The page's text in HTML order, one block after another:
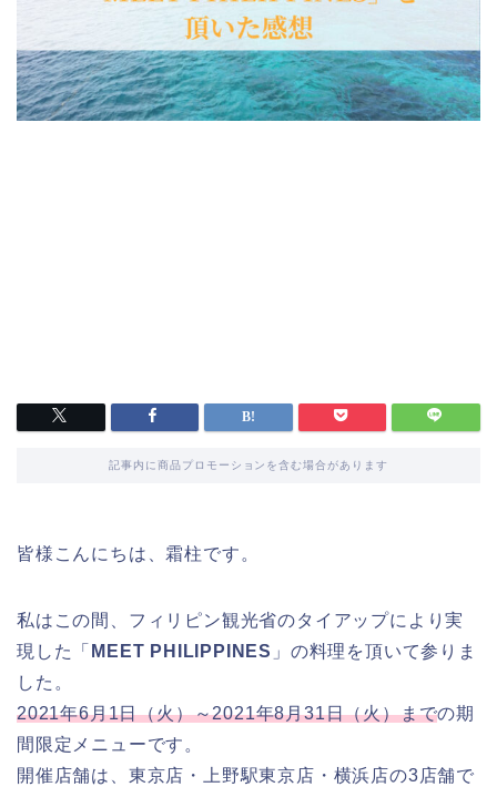
記事内に商品プロモーションを含む場合があります
皆様こんにちは、霜柱です。
私はこの間、フィリピン観光省のタイアップにより実
現した「 MEET PHILIPPINES 」の料理を頂いて参りま
した。
2021年6月1日（火）～2021年8月31日（火）までの期
間限定メニューです。
開催店舗は、東京店・上野駅東京店・横浜店の3店舗で